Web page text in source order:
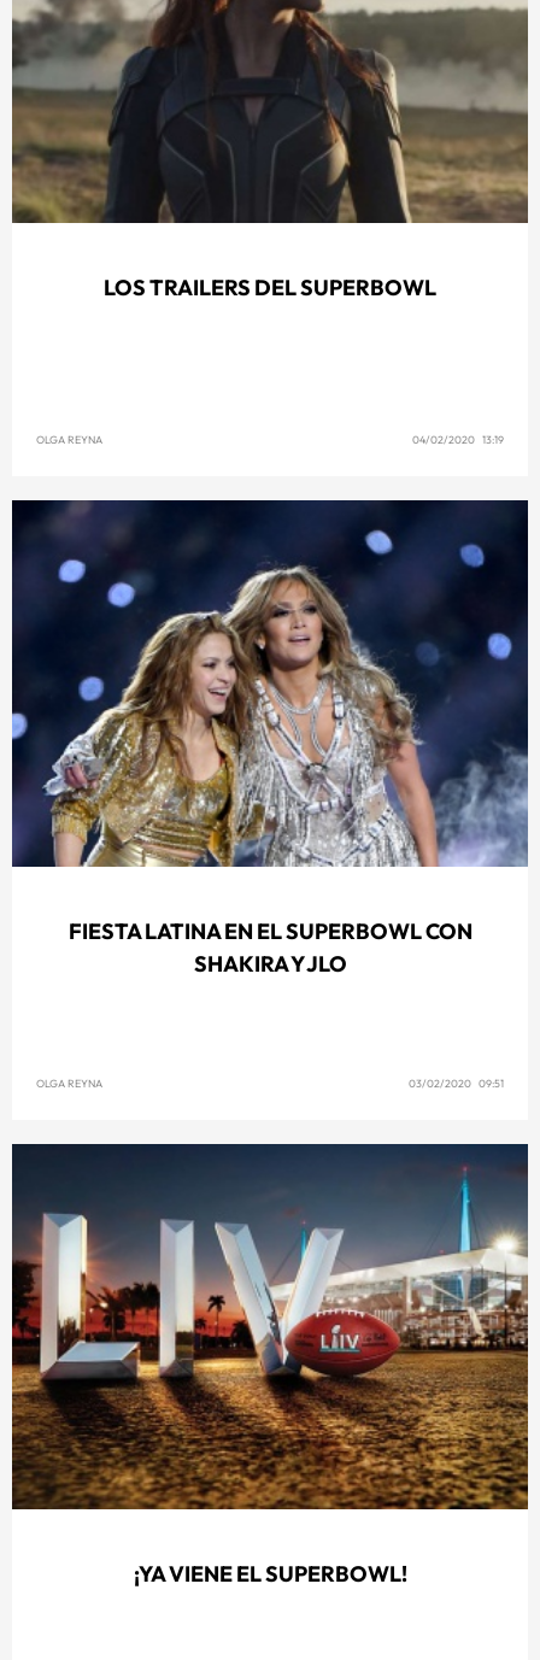
LOS TRAILERS DEL SUPERBOWL
OLGA REYNA 04/02/2020 13:19
FIESTA LATINA EN EL SUPERBOWL CON
SHAKIRA Y JLO
OLGA REYNA 03/02/2020 09:51
¡YA VIENE EL SUPERBOWL!